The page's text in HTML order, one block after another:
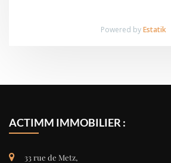
Powered byEstatik
ACTIMM IMMOBILIER :
33 rue de Metz,